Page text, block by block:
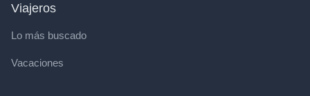
Viajeros
Lo más buscado
Vacaciones